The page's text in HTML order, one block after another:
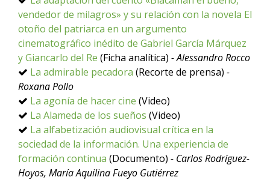
vendedor de milagros» y su relación con la novela El
otoño del patriarca en un argumento
cinematográfico inédito de Gabriel García Márquez
y Giancarlo del Re (Ficha analítica) - Alessandro Rocco
La admirable pecadora (Recorte de prensa) -
Roxana Pollo
La agonía de hacer cine (Video)
La Alameda de los sueños (Video)
La alfabetización audiovisual crítica en la
sociedad de la información. Una experiencia de
formación continua (Documento) - Carlos Rodríguez-
Hoyos, María Aquilina Fueyo Gutiérrez